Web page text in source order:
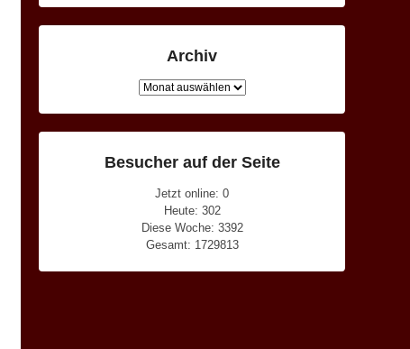
Archiv
Archiv
Besucher auf der Seite
Jetzt online: 0
Heute: 302
Diese Woche: 3392
Gesamt: 1729813